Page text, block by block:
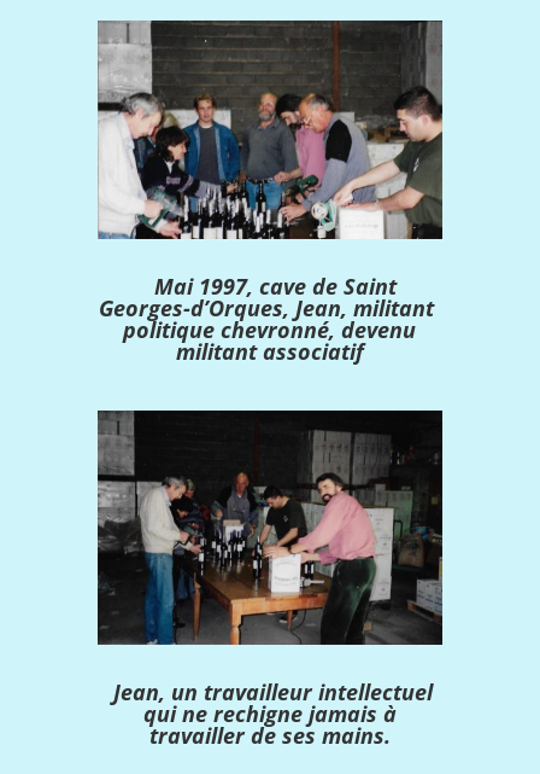
Mai 1997, cave de Saint
Georges-d’Orques, Jean, militant
politique chevronné, devenu
militant associatif
Jean, un travailleur intellectuel
qui ne rechigne jamais à
travailler de ses mains.